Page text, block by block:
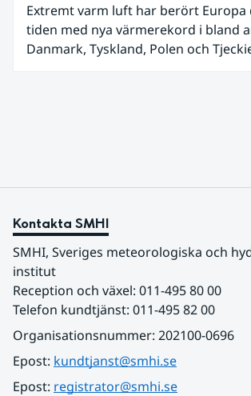
Extremt varm luft har berört Europa
tiden med nya värmerekord i bland
Danmark, Tyskland, Polen och
Kontakta SMHI
SMHI, Sveriges meteorologiska och
institut
Reception och växel: 011-495 80 00
Telefon kundtjänst: 011-495 82 00
Organisationsnummer: 202100-0696
Epost: kundtjanst@smhi.se
Epost: registrator@smhi.se